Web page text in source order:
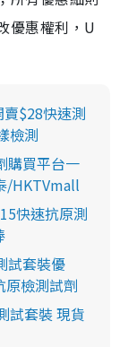
優惠權利，U
賣$28快速測
檢測
購買平台一
/HKTVmall
快速抗原測
試套裝優
原檢測試劑
試套裝 現貨